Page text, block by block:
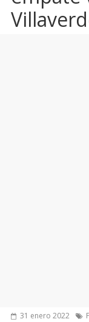
31 enero 2022